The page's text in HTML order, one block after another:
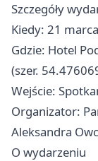
Szczegóły
Kiedy: 21
Gdzie: Hotel
(szer.
Wejście:
Organizator:
Aleksandra
O wydarzeniu